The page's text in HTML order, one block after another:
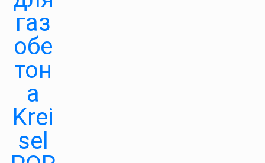
газ
обе
тон
а
Krei
sel